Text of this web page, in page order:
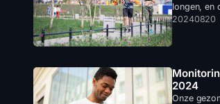
longen, en
20240820
2024
Onze